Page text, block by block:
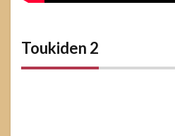
Toukiden 2